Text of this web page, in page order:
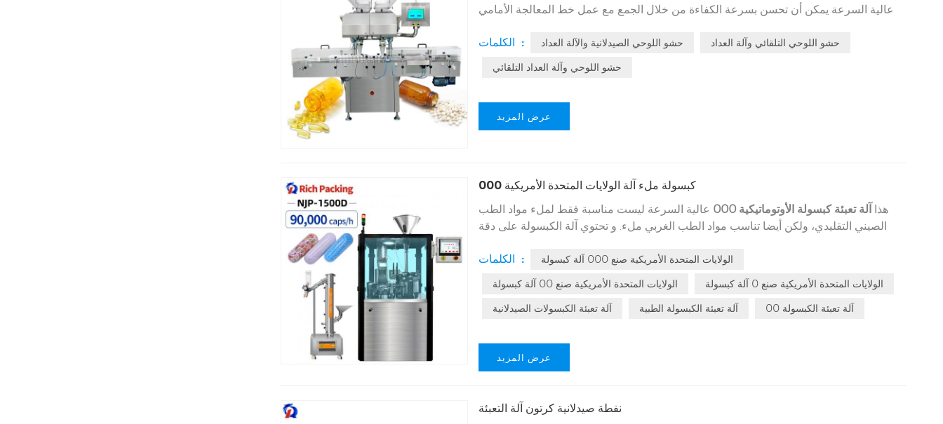
عالية السرعة يمكن أن تحسن بسرعة الكفاءة من خلال الجمع مع عمل خط المعالجة الأمامي
مختلفة، بسبب هذه سرعة العمل العالية آلة تعديل مريح ومباشر التشغيل.
الكلمات : حشو اللوحي الصيدلانية والآلة العداد
حشو اللوحي التلقائي وآلة العداد
حشو اللوحي وآلة العداد التلقائي
عرض المزيد
000 كبسولة ملء آلة الولايات المتحدة الأمريكية
هذا آلة تعبئة كبسولة الأوتوماتيكية 000
عالية السرعة ليست مناسبة فقط لملء مواد الطب
الصيني التقليدي، ولكن أيضا تناسب مواد الطب الغربي ملء. و تحتوي آلة الكبسولة على دقة
كبسولة فصل. ولديه معدل مؤهل المنتج النهائي من 99.8٪ ويلبي المعيار الصارم من GMP CE
الكلمات :
الولايات المتحدة الأمريكية صنع 000 آلة كبسولة
الولايات المتحدة الأمريكية صنع 00 آلة كبسولة
الولايات المتحدة الأمريكية صنع 0 آلة كبسولة
آلة تعبئة الكبسولات الصيدلانية
آلة تعبئة الكبسولة الطبية 00 آلة تعبئة الكبسولة
عرض المزيد
نفطة صيدلانية كرتون آلة التعبئة